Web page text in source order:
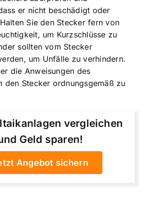
er nicht beschädigt oder
Sie den Stecker fern von
um Kurzschlüsse zu
sollten vom Stecker
um Unfälle zu verhindern.
die Anweisungen des
den Stecker ordnungsgemäß zu
vergleichen
Geld sparen!
Angebot sichern